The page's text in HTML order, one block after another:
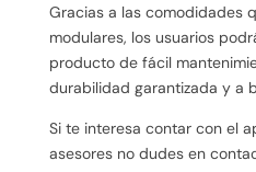
Gracias a las comodidades
modulares, los usuarios
producto de fácil
durabilidad garantizada y a
Si te interesa contar con el
asesores no dudes en